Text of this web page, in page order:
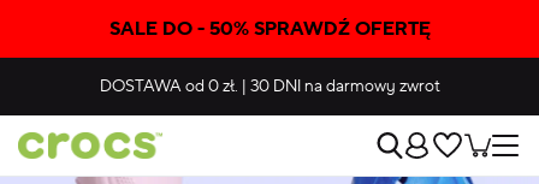
SALE DO - 50% SPRAWDŹ OFERTĘ
DOSTAWAod 0 zł. | 30 DNIna darmowy zwrot